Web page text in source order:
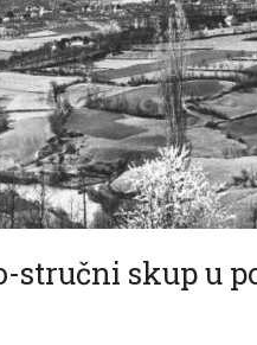
stručni skup u